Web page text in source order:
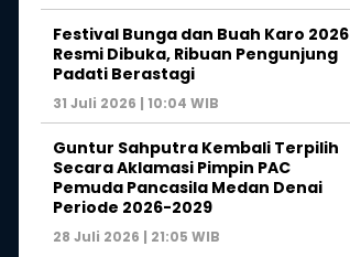
Festival Bunga dan Buah Karo 2026
Resmi Dibuka, Ribuan Pengunjung
Padati Berastagi
31 Juli 2026 | 10:04 WIB
Guntur Sahputra Kembali Terpilih
Secara Aklamasi Pimpin PAC
Pemuda Pancasila Medan Denai
Periode 2026-2029
28 Juli 2026 | 21:05 WIB